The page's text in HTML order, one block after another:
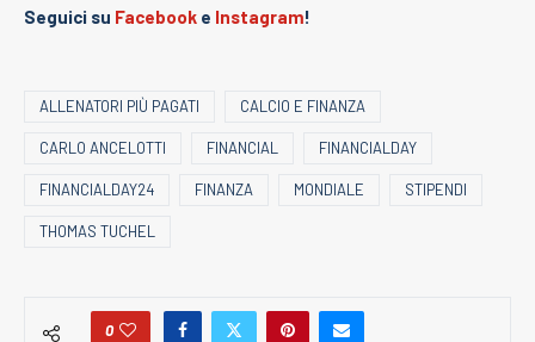
Seguici su Facebook e Instagram!
ALLENATORI PIÙ PAGATI CALCIO E FINANZA
CARLO ANCELOTTI FINANCIAL FINANCIALDAY
FINANCIALDAY24 FINANZA MONDIALE STIPENDI
THOMAS TUCHEL
0